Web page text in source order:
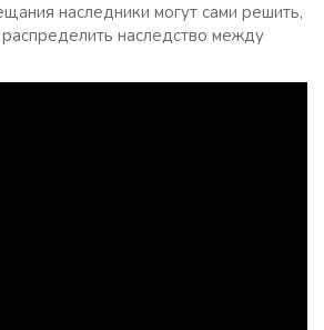
наследники могут сами решить,
наследство между